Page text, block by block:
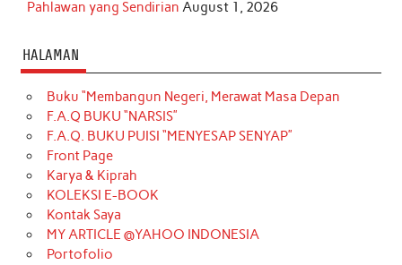
Pahlawan yang Sendirian August 1, 2026
HALAMAN
Buku “Membangun Negeri, Merawat Masa Depan
F.A.Q BUKU “NARSIS”
F.A.Q. BUKU PUISI “MENYESAP SENYAP”
Front Page
Karya & Kiprah
KOLEKSI E-BOOK
Kontak Saya
MY ARTICLE @YAHOO INDONESIA
Portofolio